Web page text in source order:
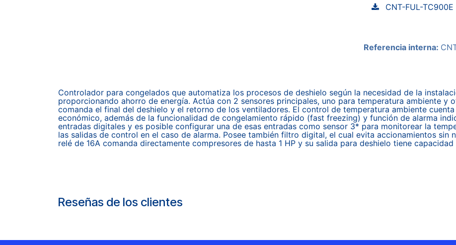
CNT-FUL-TC900E
Referencia interna:
Controlador para congelados que automatiza los procesos de deshielo según la necesidad de la
proporcionando ahorro de energía. Actúa con 2 sensores principales, uno para temperatura ambiente y
comanda el final del deshielo y el retorno de los ventiladores. El control de temperatura ambiente
económico, además de la funcionalidad de congelamiento rápido (fast freezing) y función de alarma
entradas digitales y es posible configurar una de esas entradas como sensor 3* para monitorear la
las salidas de control en el caso de alarma. Posee también filtro digital, el cual evita accionamientos sin
relé de 16A comanda directamente compresores de hasta 1 HP y su salida para deshielo tiene
Reseñas de los clientes